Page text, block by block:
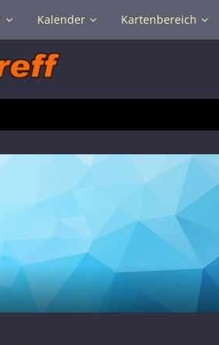
Kalender Kartenbereich